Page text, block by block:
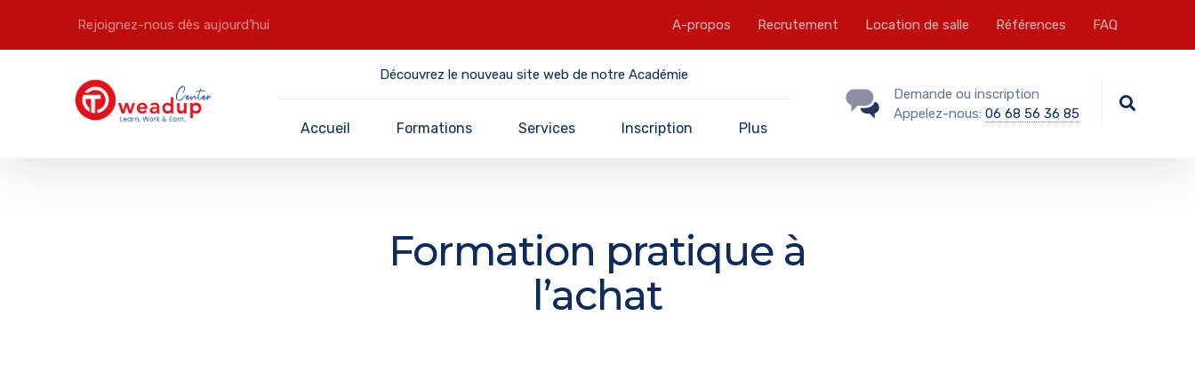
Rejoignez-nous dès aujourd’hui A-propos Recrutement Location de salle Références FAQ
Découvrez le nouveau site web de notre Académie
Accueil Formations Services Inscription Plus
Demande ou inscription
Appelez-nous: 06 68 56 36 85
Formation pratique à
l’achat